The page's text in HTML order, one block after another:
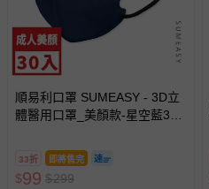
順易利口罩 SUMEASY - 3D立
體醫用口罩_美顏款-星空藍30
5% (M)。)
33折 即將售完
$99 $299